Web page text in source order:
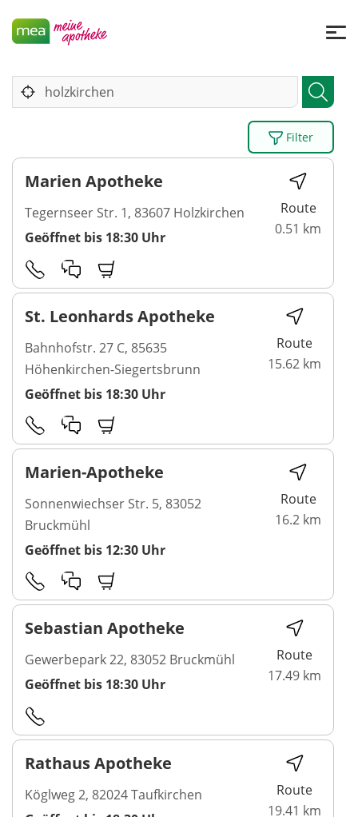
Filter
Marien Apotheke
Tegernseer Str. 1, 83607 Holzkirchen
Geöffnet bis 18:30 Uhr
Route
0.51 km
St. Leonhards Apotheke
Bahnhofstr. 27 C, 85635
Höhenkirchen-Siegertsbrunn
Geöffnet bis 18:30 Uhr
Route
15.62 km
Marien-Apotheke
Sonnenwiechser Str. 5, 83052
Bruckmühl
Geöffnet bis 12:30 Uhr
Route
16.2 km
Sebastian Apotheke
Gewerbepark 22, 83052 Bruckmühl
Geöffnet bis 18:30 Uhr
Route
17.49 km
Rathaus Apotheke
Köglweg 2, 82024 Taufkirchen
Route
19.41 km